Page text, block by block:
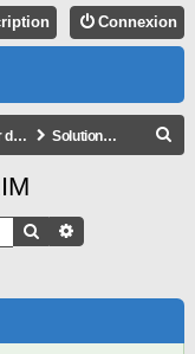
Connexion
Autour d'AlmaPro Solutions HPRIM
Rechercher